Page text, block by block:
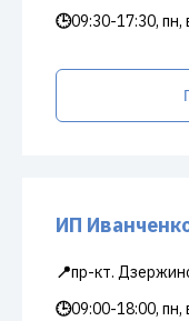
🕒09:30-17:30, пн,
ИП
📍пр-кт.
🕒09:00-18:00, пн,